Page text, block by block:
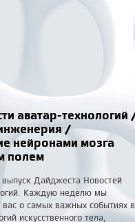
аватар-технологий
/
нейронами мозга
полем
Дайджеста Новостей
Каждую неделю мы
о самых важных событиях в
искусственного тела,